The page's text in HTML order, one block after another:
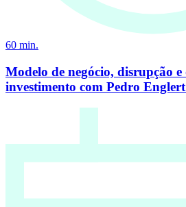
60 min.
Modelo de negócio, disrupção
investimento com Pedro